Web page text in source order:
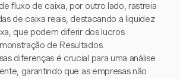
fluxo de caixa, por outro lado, rastreia
de caixa reais, destacando a liquidez
que podem diferir dos lucros
de Resultados.
diferenças é crucial para uma análise
garantindo que as empresas não